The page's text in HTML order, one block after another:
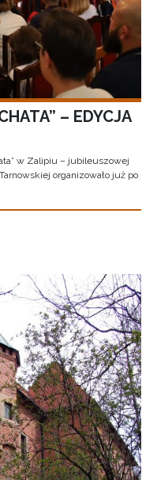
– EDYCJA
w Zalipiu – jubileuszowej
organizowało już po